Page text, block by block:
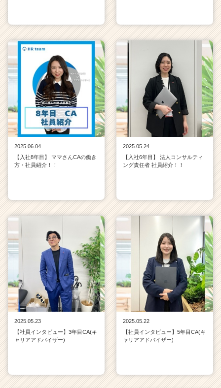
2025.06.04
【入社8年目】 ママさんCAの働き
方・社員紹介！！
2025.05.24
【入社6年目】 法人コンサルティ
ング責任者 社員紹介！！
2025.05.23
【社員インタビュー】3年目CA(キ
ャリアアドバイザー)
2025.05.22
【社員インタビュー】5年目CA(キ
ャリアアドバイザー)